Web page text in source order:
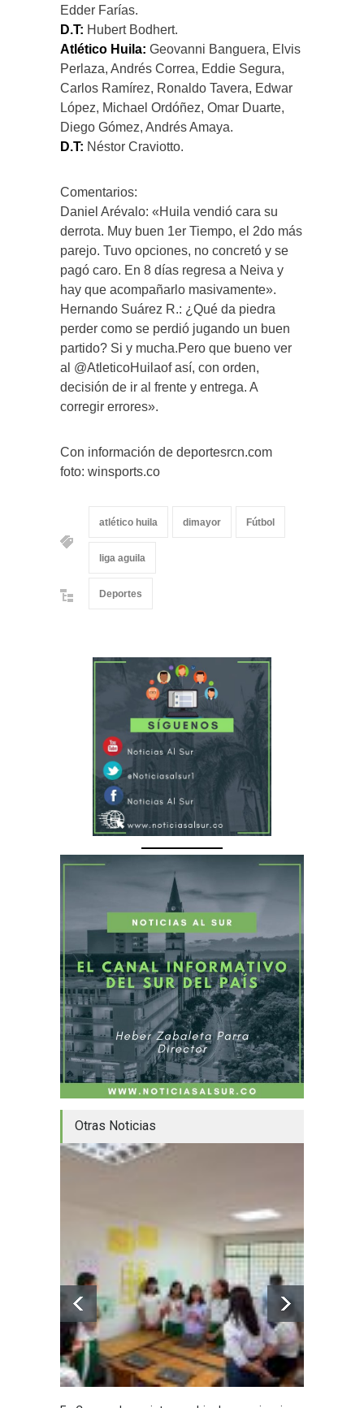
Edder Farías.
D.T: Hubert Bodhert.
Atlético Huila: Geovanni Banguera, Elvis
Perlaza, Andrés Correa, Eddie Segura,
Carlos Ramírez, Ronaldo Tavera, Edwar
López, Michael Ordóñez, Omar Duarte,
Diego Gómez, Andrés Amaya.
D.T: Néstor Craviotto.
Comentarios:
Daniel Arévalo: «Huila vendió cara su
derrota. Muy buen 1er Tiempo, el 2do más
parejo. Tuvo opciones, no concretó y se
pagó caro. En 8 días regresa a Neiva y
hay que acompañarlo masivamente».
Hernando Suárez R.:‏ ¿Qué da piedra
perder como se perdió jugando un buen
partido? Si y mucha.Pero que bueno ver
al @AtleticoHuilaof así, con orden,
decisión de ir al frente y entrega. A
corregir errores».
Con información de deportesrcn.com
foto: winsports.co
atlético huila dimayor Fútbol
liga aguila
Deportes
Otras Noticias